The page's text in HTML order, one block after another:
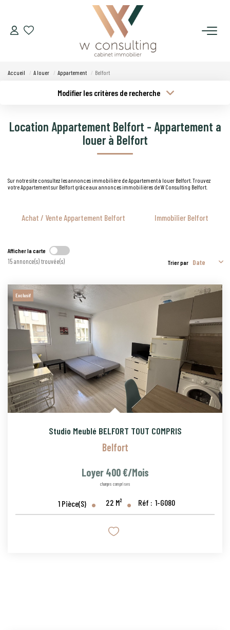
ACQUÉRIR
GÉRER
Accueil A louer Appartement Belfort
Modifier les critères de recherche
Type de bien
Budget min
Créer une alerte
Location Appartement Belfort - Appartement a
louer à Belfort
Sur notre site consultez les annonces immobilière de Appartement à louer Belfort. Trouvez
votre Appartement sur Belfort grâce aux annonces immobilières de W Consulting Belfort.
Achat / Vente Appartement Belfort Immobilier Belfort
Afficher la carte
15 annonce(s) trouvée(s) Trier par
Exclusif
Studio Meublé BELFORT TOUT COMPRIS
Belfort
Loyer 400 €/mois
charges comprises
1 Pièce(s) 22 M² Réf : 1-G080